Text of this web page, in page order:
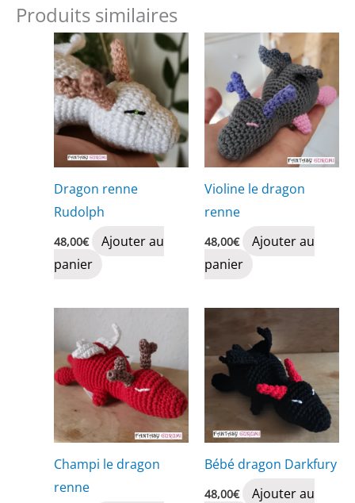
Produits similaires
Dragon renne
Rudolph
48,00€
Ajouter au
panier
Violine le dragon
renne
48,00€
Ajouter au
panier
Champi le dragon
renne
Bébé dragon Darkfury
48,00€
Ajouter au